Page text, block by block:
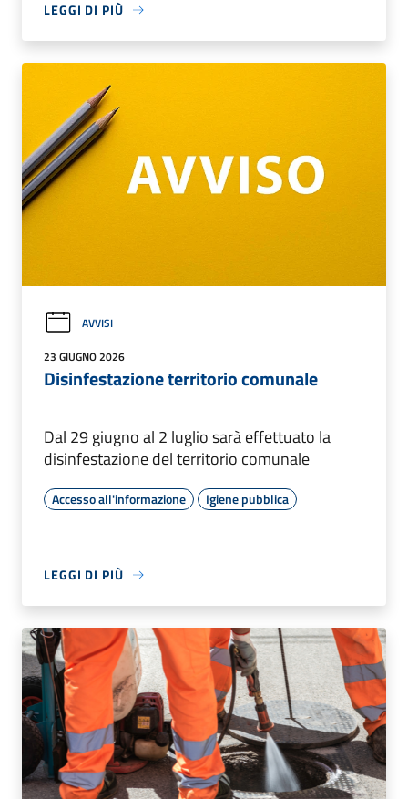
LEGGI DI PIÙ
AVVISI
23 GIUGNO 2026
Disinfestazione territorio comunale
Dal 29 giugno al 2 luglio sarà effettuato la
disinfestazione del territorio comunale
Accesso all'informazione Igiene pubblica
LEGGI DI PIÙ